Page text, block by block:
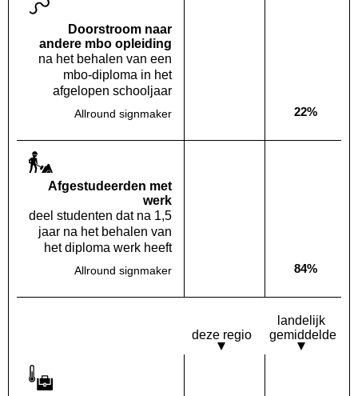
Doorstroom naar
andere mbo opleiding
na het behalen van een
mbo-diploma in het
afgelopen schooljaar
Allround signmaker Deze opleiding:
Geen waarde bekendLandelijk
22%
Af­gestudeerden met
werk
deel studenten dat na 1,5
jaar na het behalen van
het diploma werk heeft
Allround signmaker Deze opleiding:
Geen waarde bekendLandelijk
84%
deze regio
landelijk
gemiddelde